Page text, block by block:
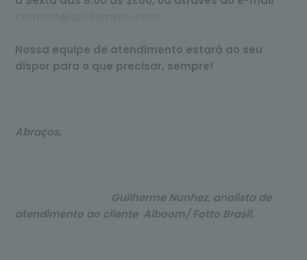
Nossa equipe de atendimento estará ao seu
dispor para o que precisar, sempre!
Abraços,
Guilherme Nunhez, analista de
atendimento ao cliente Alboom/ Fotto Brasil.